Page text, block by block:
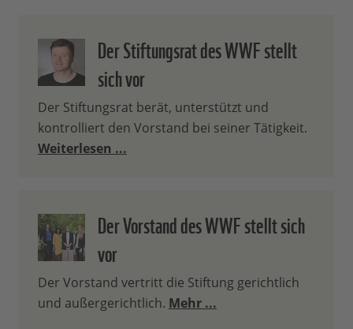
Der Stiftungsrat des WWF stellt
sich vor
Der Stiftungsrat berät, unterstützt und
kontrolliert den Vorstand bei seiner Tätigkeit.
Weiterlesen ...
Der Vorstand des WWF stellt sich
vor
Der Vorstand vertritt die Stiftung gerichtlich
und außergerichtlich. Mehr ...